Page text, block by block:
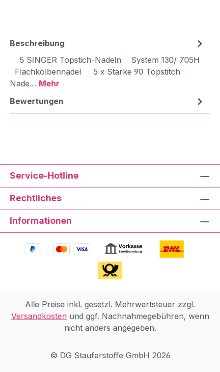
Beschreibung
5 SINGER Topstich-Nadeln System 130/ 705H
Flachkolbennadel 5 x Stärke 90 Topstitch
Nade… Mehr
Bewertungen
Service-Hotline
Rechtliches
Informationen
Alle Preise inkl. gesetzl. Mehrwertsteuer zzgl.
Versandkosten und ggf. Nachnahmegebühren, wenn
nicht anders angegeben.
© DG Stauferstoffe GmbH 2026